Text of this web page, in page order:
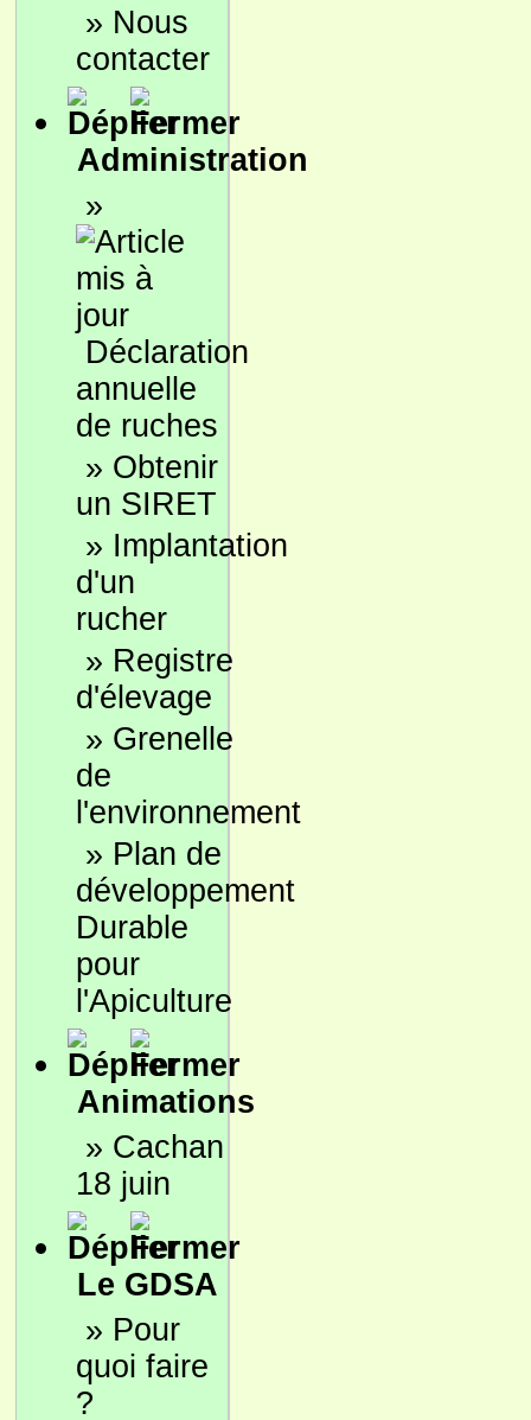
» Nous
contacter
Administration
»
Déclaration
annuelle
de ruches
» Obtenir
un SIRET
» Implantation
d'un
rucher
» Registre
d'élevage
» Grenelle
de
l'environnement
» Plan de
développement
Durable
pour
l'Apiculture
Animations
» Cachan
18 juin
Le GDSA
» Pour
quoi faire
?